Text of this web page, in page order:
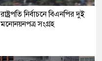
রাষ্ট্রপতি নির্বাচনে বিএনপির দুই
মনোনয়নপত্র সংগ্রহ